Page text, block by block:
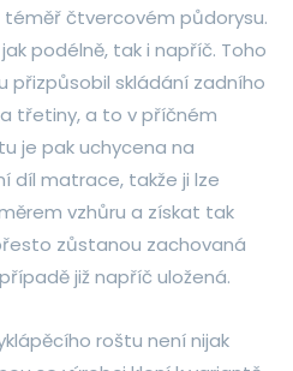
čtvercovém půdorysu.
podélně, tak i napříč. Toho
přizpůsobil skládání zadního
třetiny, a to v příčném
je pak uchycena na
díl matrace, takže ji lze
vzhůru a získat tak
zůstanou zachovaná
již napříč uložená.
roštu není nijak